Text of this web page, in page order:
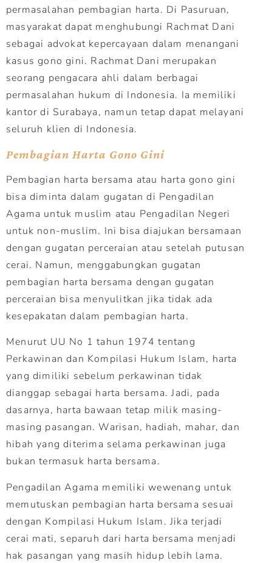
permasalahan pembagian harta. Di Pasuruan,
masyarakat dapat menghubungi Rachmat Dani
sebagai advokat kepercayaan dalam menangani
kasus gono gini. Rachmat Dani merupakan
seorang pengacara ahli dalam berbagai
permasalahan hukum di Indonesia. Ia memiliki
kantor di Surabaya, namun tetap dapat melayani
seluruh klien di Indonesia.
Pembagian Harta Gono Gini
Pembagian harta bersama atau harta gono gini
bisa diminta dalam gugatan di Pengadilan
Agama untuk muslim atau Pengadilan Negeri
untuk non-muslim. Ini bisa diajukan bersamaan
dengan gugatan perceraian atau setelah putusan
cerai. Namun, menggabungkan gugatan
pembagian harta bersama dengan gugatan
perceraian bisa menyulitkan jika tidak ada
kesepakatan dalam pembagian harta.
Menurut UU No 1 tahun 1974 tentang
Perkawinan dan Kompilasi Hukum Islam, harta
yang dimiliki sebelum perkawinan tidak
dianggap sebagai harta bersama. Jadi, pada
dasarnya, harta bawaan tetap milik masing-
masing pasangan. Warisan, hadiah, mahar, dan
hibah yang diterima selama perkawinan juga
bukan termasuk harta bersama.
Pengadilan Agama memiliki wewenang untuk
memutuskan pembagian harta bersama sesuai
dengan Kompilasi Hukum Islam. Jika terjadi
cerai mati, separuh dari harta bersama menjadi
hak pasangan yang masih hidup lebih lama.